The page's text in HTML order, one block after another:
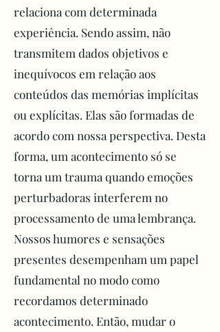
os maiores índices de suicídio. A
Associação Brasileira de
Psiquiatria tem uma estimativa
de que 96,8% dos casos têm
essa relação, sendo que a
depressão é a doença número
um quando se trata da ligação
com as mortes por suicídio. Mas
ela não é a única, pois os
especialistas veem também a
ligação com transtornos de
humor, como o transtorno
bipolar. Existe ainda relação com
transtornos psicóticos, de
ansiedade e de personalidade.
No Brasil são registrados
aproximadamente 14 mil casos
relaciona com determinada
experiência. Sendo assim, não
transmitem dados objetivos e
inequívocos em relação aos
conteúdos das memórias implícitas
ou explícitas. Elas são formadas de
acordo com nossa perspectiva. Desta
forma, um acontecimento só se
torna um trauma quando emoções
perturbadoras interferem no
processamento de uma lembrança.
Nossos humores e sensações
presentes desempenham um papel
fundamental no modo como
recordamos determinado
acontecimento. Então, mudar o